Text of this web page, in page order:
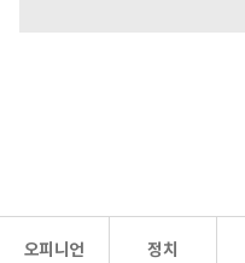
오피니언 정치